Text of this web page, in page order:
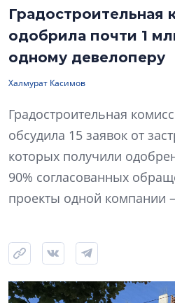
Градостроительная
одобрила почти 1
одному девелоперу
Халмурат Касимов
Градостроительная
обсудила 15 заявок от
которых получили
90% согласованных
проекты одной компании